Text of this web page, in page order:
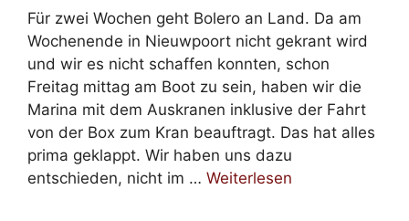
Für zwei Wochen geht Bolero an Land. Da am
Wochenende in Nieuwpoort nicht gekrant wird
und wir es nicht schaffen konnten, schon
Freitag mittag am Boot zu sein, haben wir die
Marina mit dem Auskranen inklusive der Fahrt
von der Box zum Kran beauftragt. Das hat alles
prima geklappt. Wir haben uns dazu
entschieden, nicht im … Weiterlesen